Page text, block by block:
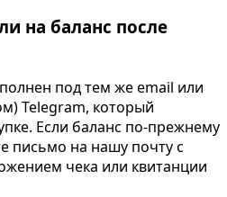
на баланс после
под тем же email или
Telegram, который
Если баланс по-прежнему
письмо на нашу почту с
чека или квитанции